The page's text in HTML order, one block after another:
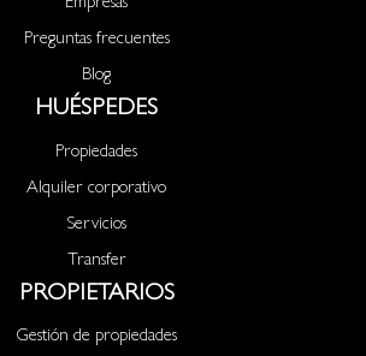
Preguntas frecuentes
Blog
HUÉSPEDES
Propiedades
Alquiler corporativo
Servicios
Transfer
PROPIETARIOS
Gestión de propiedades